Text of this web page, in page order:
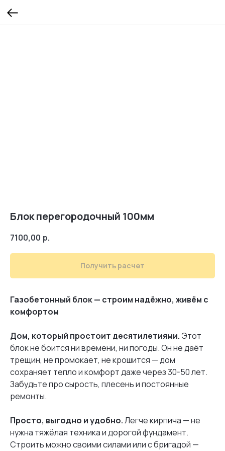
Блок перегородочный 100мм
7100,00 р.
Получить расчет
Газобетонный блок — строим надёжно, живём с
комфортом
Дом, который простоит десятилетиями. Этот
блок не боится ни времени, ни погоды. Он не даёт
трещин, не промокает, не крошится — дом
сохраняет тепло и комфорт даже через 30-50 лет.
Забудьте про сырость, плесень и постоянные
ремонты.
Просто, выгодно и удобно.Легче кирпича — не
нужна тяжёлая техника и дорогой фундамент.
Строить можно своими силами или с бригадой —